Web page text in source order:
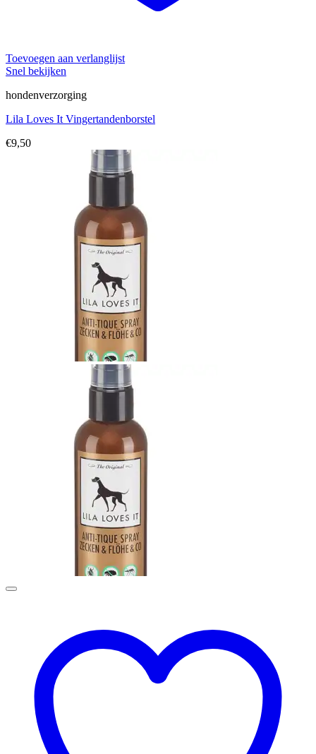
Toevoegen aan verlanglijst
Snel bekijken
hondenverzorging
Lila Loves It Vingertandenborstel
€9,50